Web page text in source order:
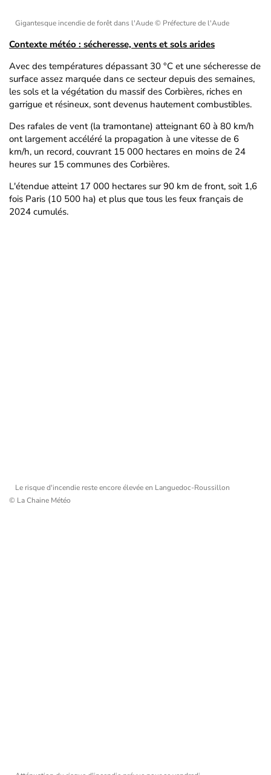
Gigantesque incendie de forêt dans l'Aude© Préfecture de l'Aude
Contexte météo : sécheresse, vents et sols arides
Avec des températures dépassant 30 °C et une sécheresse de
surface assez marquée dans ce secteur depuis des semaines,
les sols et la végétation du massif des Corbières, riches en
garrigue et résineux, sont devenus hautement combustibles.
Des rafales de vent (la tramontane) atteignant 60 à 80 km/h
ont largement accéléré la propagation à une vitesse de 6
km/h, un record, couvrant 15 000 hectares en moins de 24
heures sur 15 communes des Corbières.
L'étendue atteint 17 000 hectares sur 90 km de front, soit 1,6
fois Paris (10 500 ha) et plus que tous les feux français de
2024 cumulés.
Le risque d'incendie reste encore élevée en Languedoc-Roussillon
© La Chaine Météo